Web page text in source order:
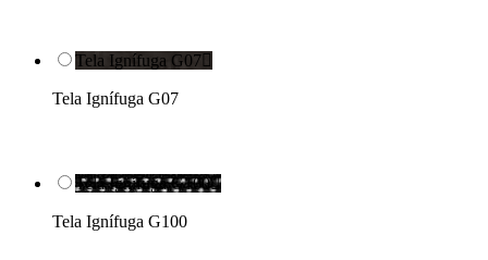
Tela Ignífuga G07
Tela Ignífuga G07
Tela Ignífuga G100
Tela Ignífuga G100